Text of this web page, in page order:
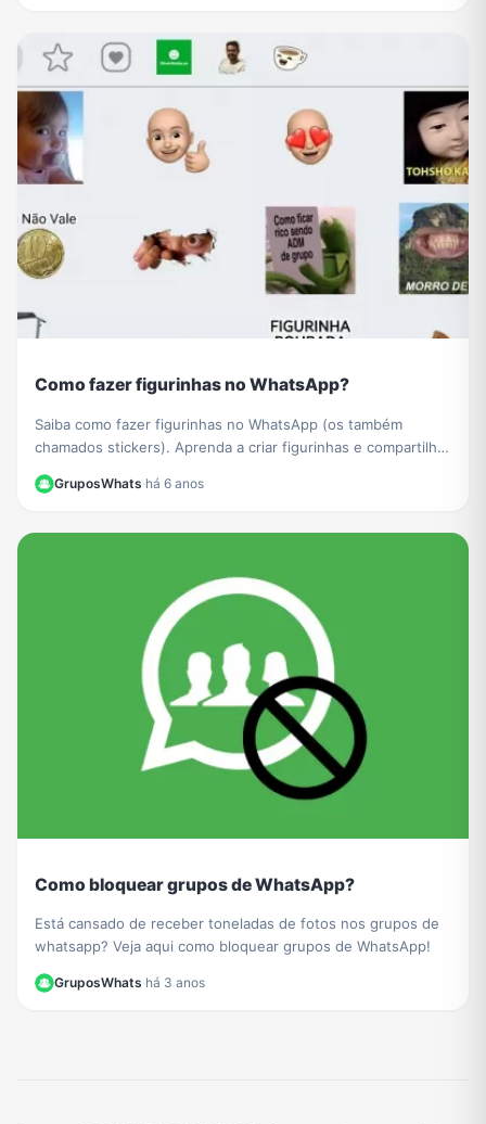
Como fazer figurinhas no WhatsApp?
Saiba como fazer figurinhas no WhatsApp (os também
chamados stickers). Aprenda a criar figurinhas e compartilhar
GruposWhats·há 6 anos
Como bloquear grupos de WhatsApp?
Está cansado de receber toneladas de fotos nos grupos de
whatsapp? Veja aqui como bloquear grupos de WhatsApp!
GruposWhats·há 3 anos